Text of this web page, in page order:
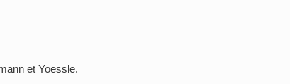
et Yoessle.